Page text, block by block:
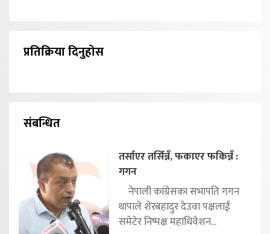
प्रतिक्रिया दिनुहोस
संबन्धित
तर्साएर तर्सिन्नँ, फकाएर फकिन्नँ :
गगन
नेपाली कांग्रेसका सभापति गगन
थापाले शेरबहादुर देउवा पक्षलाई
समेटेर निष्पक्ष महाधिवेशन...